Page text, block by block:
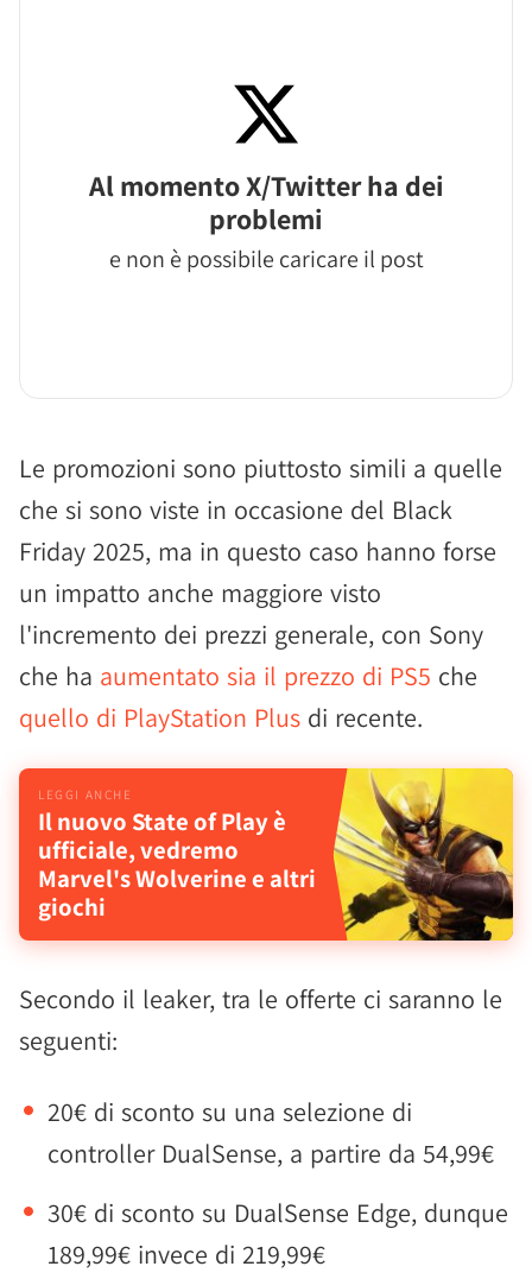
Al momento X/Twitter ha dei
problemi
e non è possibile caricare il post
Le promozioni sono piuttosto simili a quelle
che si sono viste in occasione del Black
Friday 2025, ma in questo caso hanno forse
un impatto anche maggiore visto
l'incremento dei prezzi generale, con Sony
che ha aumentato sia il prezzo di PS5 che
quello di PlayStation Plus di recente.
Il nuovo State of Play è
ufficiale, vedremo
Marvel's Wolverine e altri
giochi
Secondo il leaker, tra le offerte ci saranno le
seguenti:
20€ di sconto su una selezione di
controller DualSense, a partire da 54,99€
30€ di sconto su DualSense Edge, dunque
189,99€ invece di 219,99€